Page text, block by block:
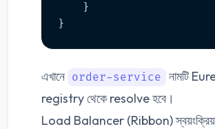
    }
এখানে order-service নামটি
registry থেকে resolve হবে।
Load Balancer (Ribbon)